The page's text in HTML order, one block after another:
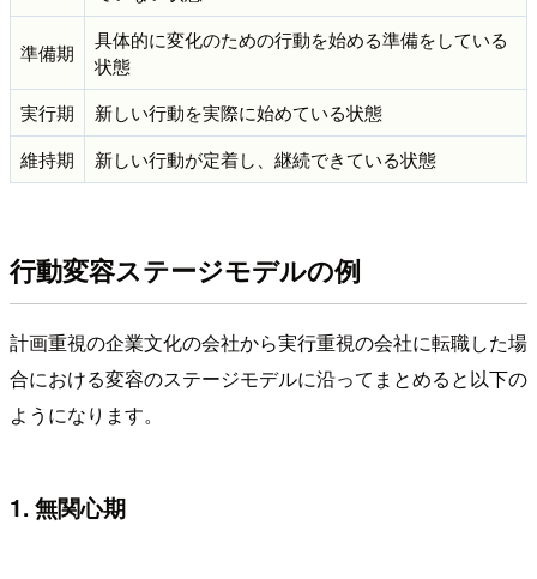
準備期
具体的に変化のための行動を始める準備をしている
状態
実行期
新しい行動を実際に始めている状態
維持期
新しい行動が定着し、継続できている状態
行動変容ステージモデルの例
計画重視の企業文化の会社から実行重視の会社に転職した場
合における変容のステージモデルに沿ってまとめると以下の
ようになります。
1. 無関心期